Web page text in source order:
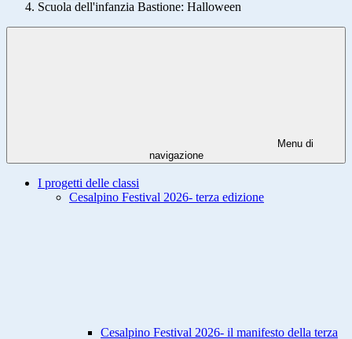
Scuola dell'infanzia Bastione: Halloween
Menu di
navigazione
I progetti delle classi
Cesalpino Festival 2026- terza edizione
Cesalpino Festival 2026- il manifesto della terza